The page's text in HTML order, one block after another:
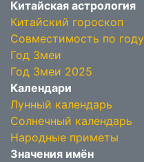
Китайская астрология
Китайский гороскоп
Совместимость по году
Год Змеи
Год Змеи 2025
Календари
Лунный календарь
Солнечный календарь
Народные приметы
Значения имён